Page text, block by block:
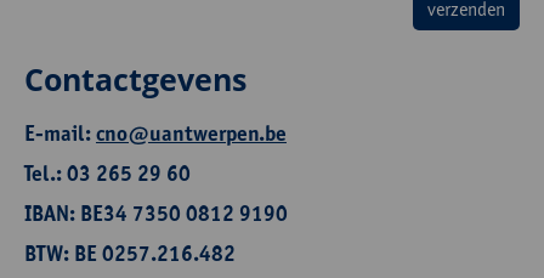
Contactgevens
E-mail:cno@uantwerpen.be
Tel.: 03 265 29 60
IBAN: BE34 7350 0812 9190
BTW: BE 0257.216.482